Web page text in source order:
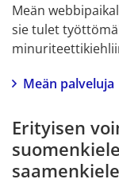
Meän
sie tulet
Meän palveluja
Erityisen